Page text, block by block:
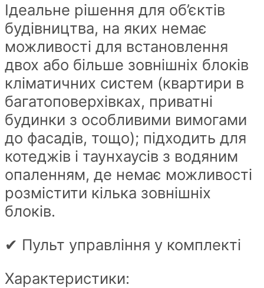
Ідеальне рішення для об’єктів
будівництва, на яких немає
можливості для встановлення
двох або більше зовнішніх блоків
кліматичних систем (квартири в
багатоповерхівках, приватні
будинки з особливими вимогами
до фасадів, тощо); підходить для
котеджів і таунхаусів з водяним
опаленням, де немає можливості
розмістити кілька зовнішніх
блоків.
✔ Пульт управління у комплекті
Характеристики: